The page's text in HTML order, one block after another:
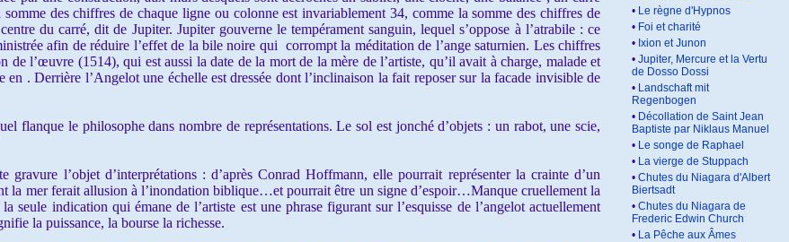
des chiffres de chaque ligne ou colonne est invariablement 34, comme la somme des chiffres de
du carré, dit de Jupiter. Jupiter gouverne le tempérament sanguin, lequel s’oppose à l’atrabile : ce
afin de réduire l’effet de la bile noire qui corrompt la méditation de l’ange saturnien. Les chiffres
de l’œuvre (1514), qui est aussi la date de la mort de la mère de l’artiste, qu’il avait à charge, malade et
en . Derrière l’Angelot une échelle est dressée dont l’inclinaison la fait reposer sur la facade invisible de
flanque le philosophe dans nombre de représentations. Le sol est jonché d’objets : un rabot, une scie,
l’objet d’interprétations : d’après Conrad Hoffmann, elle pourrait représenter la crainte d’un
la mer ferait allusion à l’inondation biblique…et pourrait être un signe d’espoir…Manque cruellement la
seule indication qui émane de l’artiste est une phrase figurant sur l’esquisse de l’angelot actuellement
la puissance, la bourse la richesse.
• Le règne d'Hypnos
• Foi et charité
• Ixion et Junon
• Jupiter, Mercure et la Vertu
de Dosso Dossi
• Landschaft mit
Regenbogen
• Décollation de Saint Jean
Baptiste par Niklaus Manuel
• Le songe de Raphael
• La vierge de Stuppach
• Chutes du Niagara d'Albert
Biertsadt
• Chutes du Niagara de
Frederic Edwin Church
• La Pêche aux Âmes